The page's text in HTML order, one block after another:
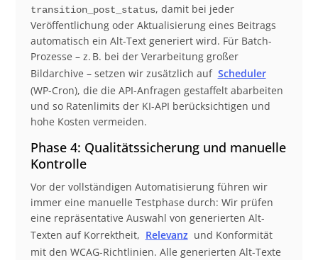
transition_post_status, damit bei jeder
Veröffentlichung oder Aktualisierung eines Beitrags
automatisch ein Alt-Text generiert wird. Für Batch-
Prozesse – z. B. bei der Verarbeitung großer
Bildarchive – setzen wir zusätzlich auf Scheduler
(WP-Cron), die die API-Anfragen gestaffelt abarbeiten
und so Ratenlimits der KI-API berücksichtigen und
hohe Kosten vermeiden.
Phase 4: Qualitätssicherung und manuelle
Kontrolle
Vor der vollständigen Automatisierung führen wir
immer eine manuelle Testphase durch: Wir prüfen
eine repräsentative Auswahl von generierten Alt-
Texten auf Korrektheit, Relevanz und Konformität
mit den WCAG-Richtlinien. Alle generierten Alt-Texte